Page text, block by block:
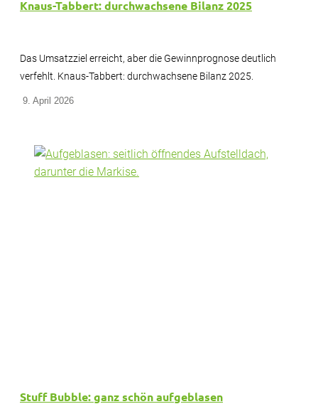
Knaus-Tabbert: durchwachsene Bilanz 2025
Das Umsatzziel erreicht, aber die Gewinnprognose deutlich
verfehlt. Knaus-Tabbert: durchwachsene Bilanz 2025.
9. April 2026
Stuff Bubble: ganz schön aufgeblasen